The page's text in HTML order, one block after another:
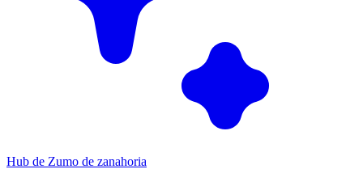
Hub de Zumo de zanahoria